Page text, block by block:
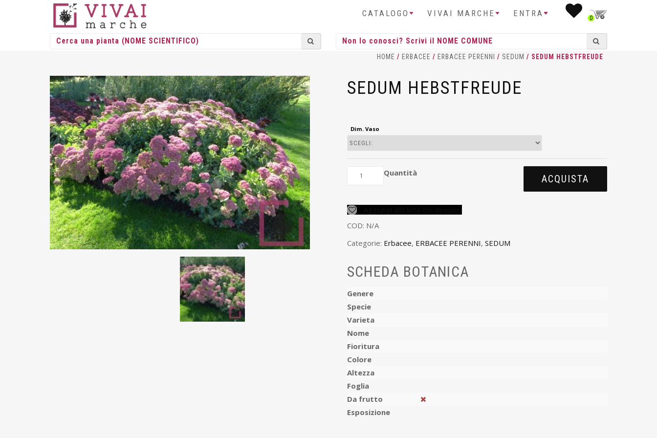
CATALOGO VIVAI MARCHE ENTRA 0
HOME / ERBACEE / ERBACEE PERENNI / SEDUM / SEDUM HEBSTFREUDE
SEDUM HEBSTFREUDE
Dim. Vaso
Quantità
ACQUISTA
COD: N/A
Categorie: Erbacee, ERBACEE PERENNI, SEDUM
SCHEDA BOTANICA
Genere
Specie
Varieta
Nome
Fioritura
Colore
Altezza
Foglia
Da frutto
Esposizione